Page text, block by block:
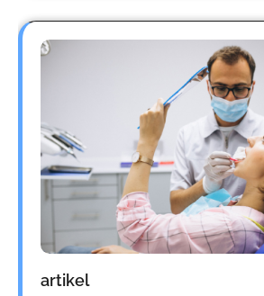
artikel